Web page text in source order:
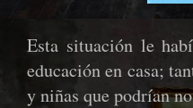
Esta situación le
educación en casa;
y niñas que podrían